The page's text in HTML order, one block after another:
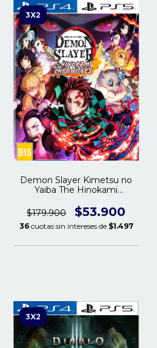
3X2
Demon Slayer Kimetsu no
Yaiba The Hinokami
$179.900
$53.900
36 cuotas sin intereses de $1.497
3X2